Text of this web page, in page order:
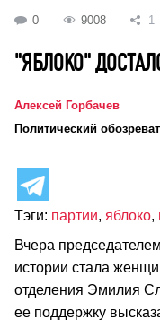
0 9008 1
"ЯБЛОКО"
Алексей Горбачев
Политический
Тэги: партии, яблоко,
Вчера
истории стала
отделения Эмилия
ее поддержку